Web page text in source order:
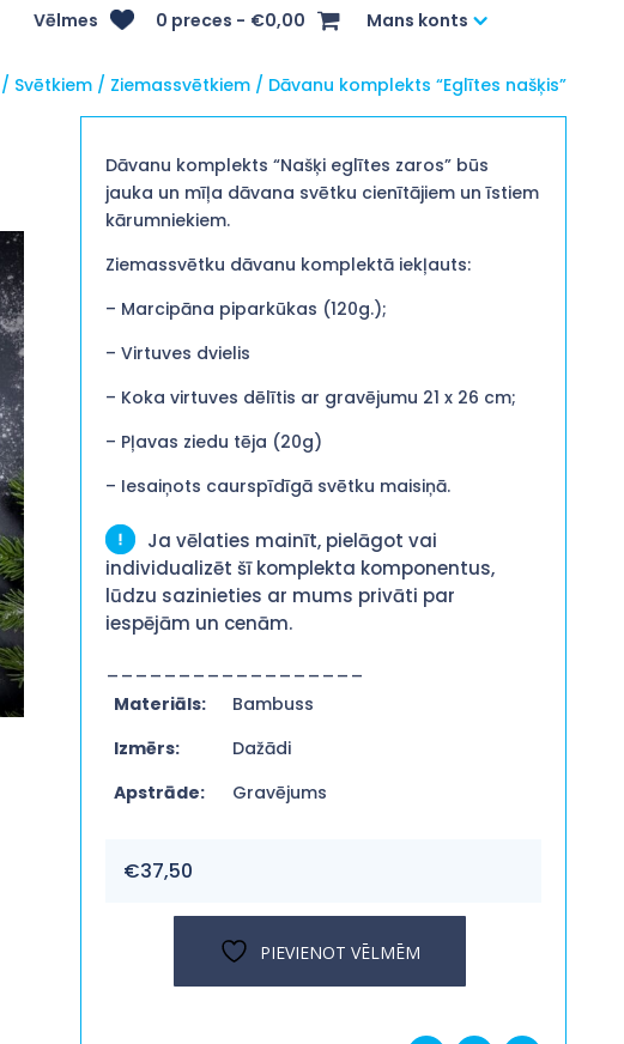
Vēlmes Mans konts
0 preces €0,00
/ Svētkiem / Ziemassvētkiem / Dāvanu komplekts “Eglītes našķis”
Dāvanu komplekts “Našķi eglītes zaros” būs
jauka un mīļa dāvana svētku cienītājiem un īstiem
kārumniekiem.
Ziemassvētku dāvanu komplektā iekļauts:
– Marcipāna piparkūkas (120g.);
– Virtuves dvielis
– Koka virtuves dēlītis ar gravējumu 21 x 26 cm;
– Pļavas ziedu tēja (20g)
– Iesaiņots caurspīdīgā svētku maisiņā.
Ja vēlaties mainīt, pielāgot vai
individualizēt šī komplekta komponentus,
lūdzu sazinieties ar mums privāti par
iespējām un cenām.
Materiāls:
Bambuss
Izmērs:
Dažādi
Apstrāde:
Gravējums
€37,50
PIEVIENOT VĒLMĒM